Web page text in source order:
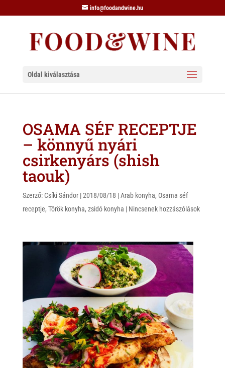
info@foodandwine.hu
Oldal kiválasztása
OSAMA SÉF RECEPTJE
– könnyű nyári
csirkenyárs (shish
taouk)
Szerző: Csíki Sándor|2018/08/18 |Arab konyha, Osama séf
receptje, Török konyha, zsidó konyha | Nincsenek hozzászólások